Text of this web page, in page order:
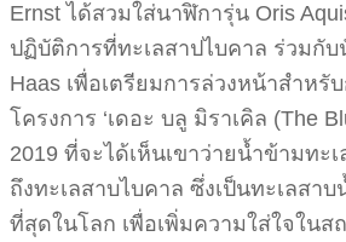
Ernst ได้สวมใส่นาฬิการุ่น Oris
ปฏิบัติการที่ทะเลสาปไบคาล ร่วมกั
Haas เพื่อเตรียมการล่วงหน้าสำหรั
โครงการ ‘เดอะ บลู มิราเคิล (The
2019 ที่จะได้เห็นเขาว่ายน้ำข้ามทะ
ถึงทะเลสาบไบคาล ซึ่งเป็นทะเลสา
ที่สุดในโลก เพื่อเพิ่มความใส่ใจใน